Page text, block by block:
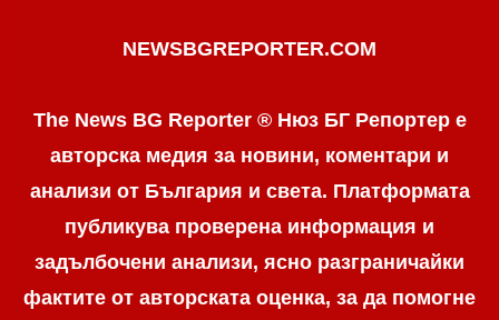
NEWSBGREPORTER.COM
The News BG Reporter ® Нюз БГ Репортер е
авторска медия за новини, коментари и
анализи от България и света. Платформата
публикува проверена информация и
задълбочени анализи, ясно разграничaйки
фактите от авторската оценка, за да помогне